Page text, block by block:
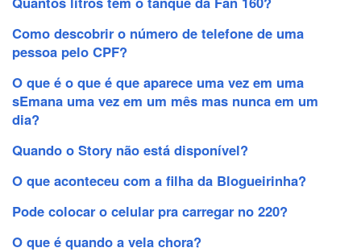
Como descobrir o número de telefone de uma
pessoa pelo CPF?
O que é o que é que aparece uma vez em uma
sEmana uma vez em um mês mas nunca em um
dia?
Quando o Story não está disponível?
O que aconteceu com a filha da Blogueirinha?
Pode colocar o celular pra carregar no 220?
O que é quando a vela chora?